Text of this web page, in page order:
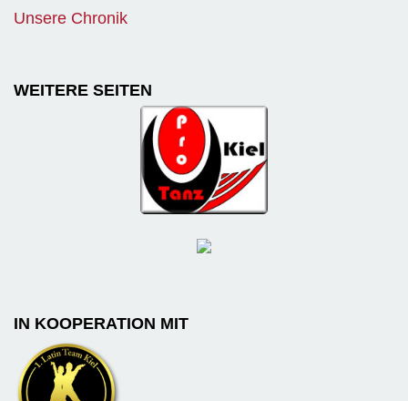
Unsere Chronik
WEITERE SEITEN
IN KOOPERATION MIT